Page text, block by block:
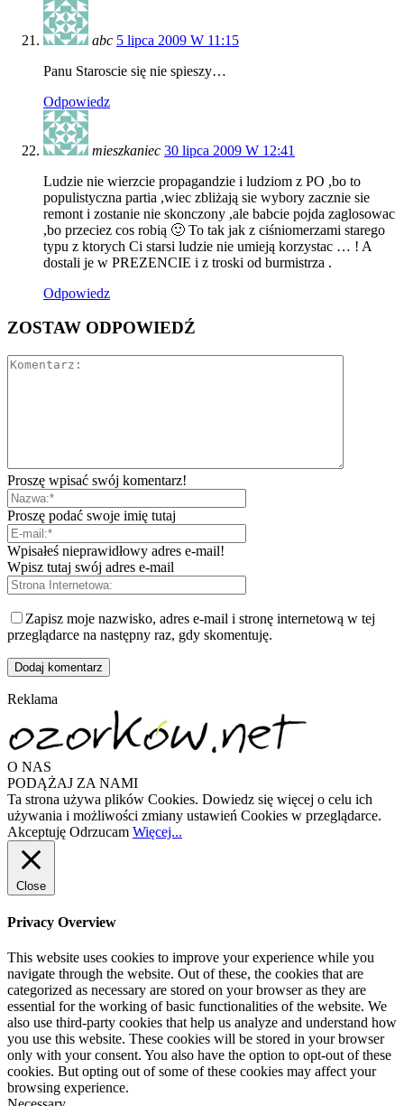
abc 5 lipca 2009 W 11:15
Panu Staroscie się nie spieszy…
Odpowiedz
mieszkaniec 30 lipca 2009 W 12:41
Ludzie nie wierzcie propagandzie i ludziom z PO ,bo to
populistyczna partia ,wiec zbliżają sie wybory zacznie sie
remont i zostanie nie skonczony ,ale babcie pojda zaglosowac
,bo przeciez cos robią 🙂 To tak jak z ciśniomerzami starego
typu z ktorych Ci starsi ludzie nie umieją korzystac … ! A
dostali je w PREZENCIE i z troski od burmistrza .
Odpowiedz
ZOSTAW ODPOWIEDŹ
Proszę wpisać swój komentarz!
Proszę podać swoje imię tutaj
Wpisałeś nieprawidłowy adres e-mail!
Wpisz tutaj swój adres e-mail
Zapisz moje nazwisko, adres e-mail i stronę internetową w tej
przeglądarce na następny raz, gdy skomentuję.
Reklama
O NAS
PODĄŻAJ ZA NAMI
Ta strona używa plików Cookies. Dowiedz się więcej o celu ich
używania i możliwości zmiany ustawień Cookies w przeglądarce.
Akceptuję Odrzucam Więcej...
Close
Privacy Overview
This website uses cookies to improve your experience while you
navigate through the website. Out of these, the cookies that are
categorized as necessary are stored on your browser as they are
essential for the working of basic functionalities of the website. We
also use third-party cookies that help us analyze and understand how
you use this website. These cookies will be stored in your browser
only with your consent. You also have the option to opt-out of these
cookies. But opting out of some of these cookies may affect your
browsing experience.